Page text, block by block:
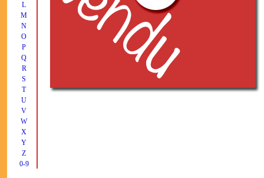
L
M
N
O
P
Q
R
S
T
U
V
W
X
Y
Z
0-9